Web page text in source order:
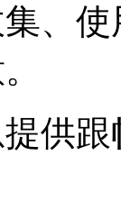
、
提供